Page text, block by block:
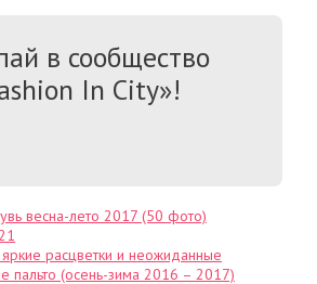
в сообщество
In City»!
весна-лето 2017 (50 фото)
расцветки и неожиданные
пальто (осень-зима 2016 – 2017)